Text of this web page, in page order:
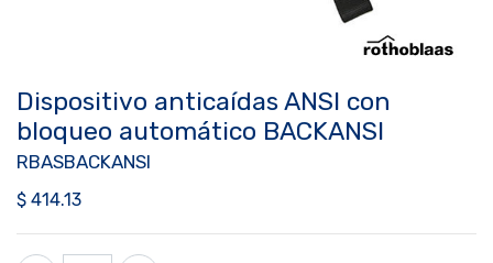
Dispositivo anticaídas ANSI con
bloqueo automático BACKANSI
RBASBACKANSI
$ 414.13